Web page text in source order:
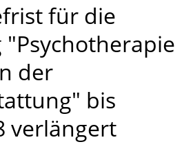
für die
"Psychotherapie
der
bis
verlängert